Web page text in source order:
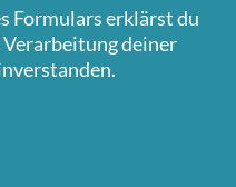
Formulars erklärst du
deiner